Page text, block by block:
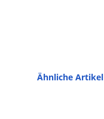
Ähnliche Artikel